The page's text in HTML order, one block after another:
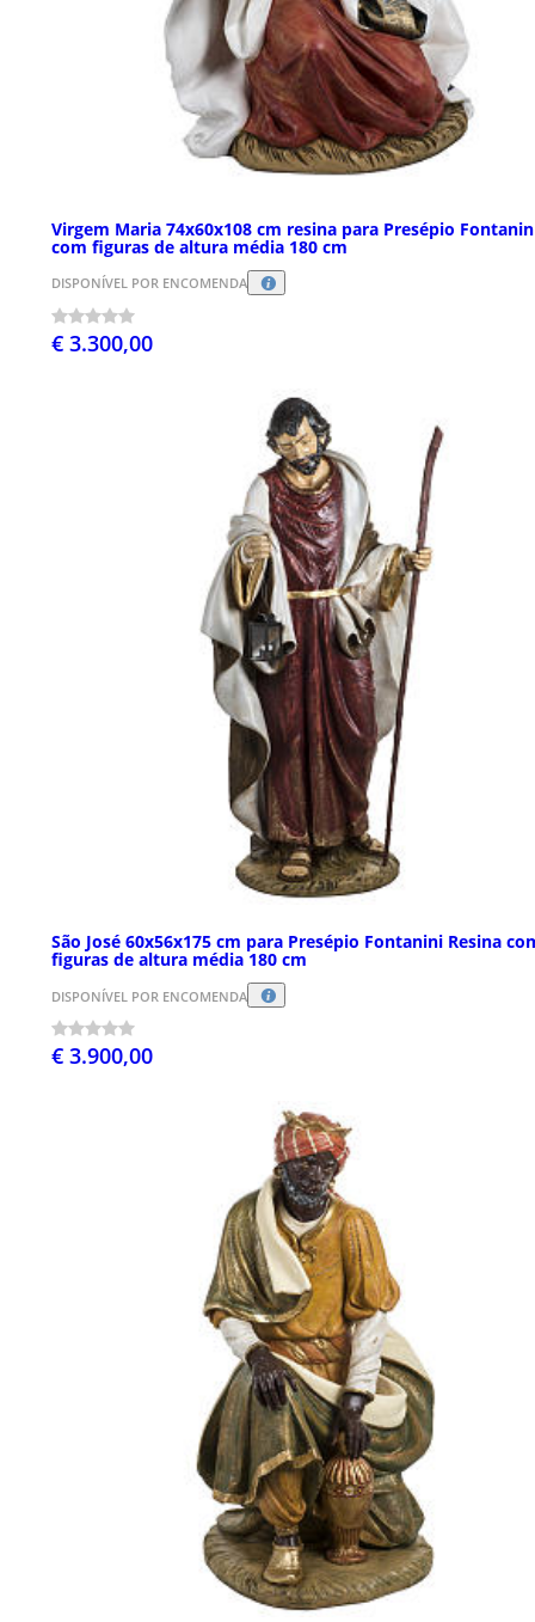
Virgem Maria 74x60x108 cm resina para Presépio
com figuras de altura média 180 cm
DISPONÍVEL POR ENCOMENDA
€ 3.300,00
São José 60x56x175 cm para Presépio Fontanini Resina
figuras de altura média 180 cm
DISPONÍVEL POR ENCOMENDA
€ 3.900,00